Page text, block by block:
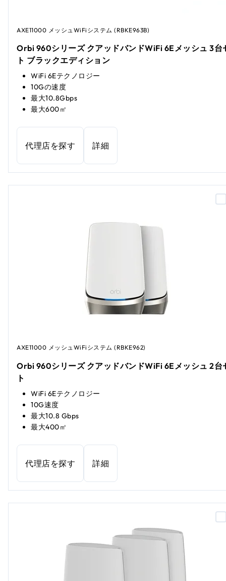
AXE11000 メッシュWiFiシステム (RBKE963B)
Orbi 960シリーズ クアッドバンドWiFi 6Eメッシュ 3台
ト ブラックエディション
WiFi 6Eテクノロジー
10Gの速度
最大10.8Gbps
最大600㎡
代理店を探す 詳細
AXE11000 メッシュWiFiシステム (RBKE962)
Orbi 960シリーズ クアッドバンドWiFi 6Eメッシュ 2台
ト
WiFi 6Eテクノロジー
10G速度
最大10.8 Gbps
最大400㎡
代理店を探す 詳細